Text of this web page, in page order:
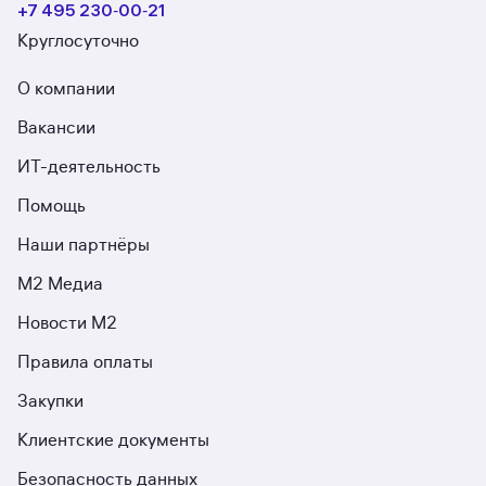
+7 495 230‑00‑21
Круглосуточно
О компании
Вакансии
ИТ-деятельность
Помощь
Наши партнёры
М2 Медиа
Новости М2
Правила оплаты
Закупки
Клиентские документы
Безопасность данных